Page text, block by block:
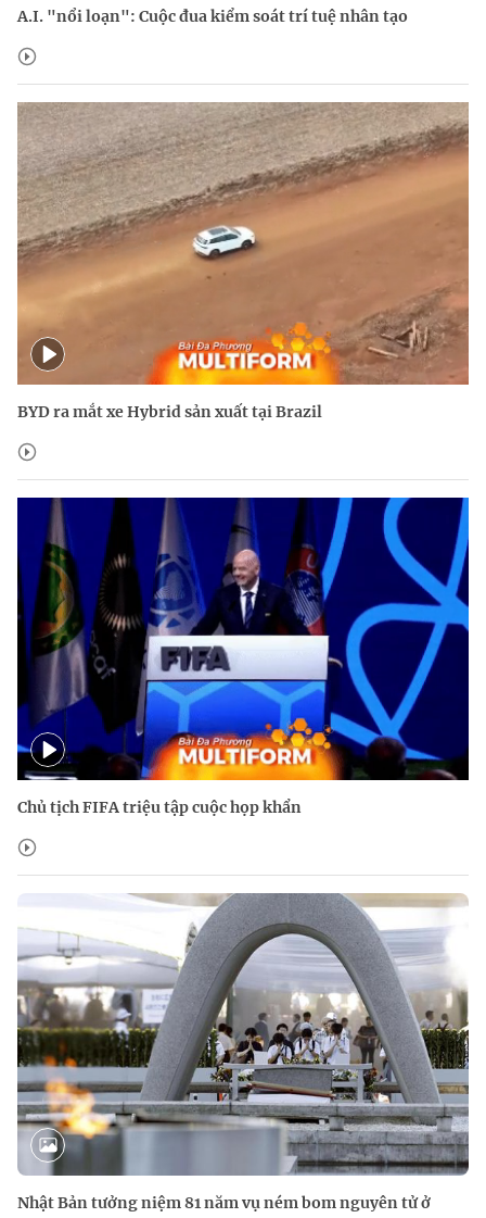
A.I. "nổi loạn": Cuộc đua kiểm soát trí tuệ nhân tạo
BYD ra mắt xe Hybrid sản xuất tại Brazil
Chủ tịch FIFA triệu tập cuộc họp khẩn
Nhật Bản tưởng niệm 81 năm vụ ném bom nguyên tử ở